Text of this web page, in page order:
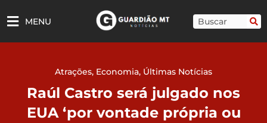
para
MENU Pesquisar
Atrações, Economia, Últimas Notícias
Raúl Castro será julgado nos
EUA ‘por vontade própria ou